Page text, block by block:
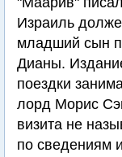
Израиль
младший сын
Дианы.
поездки
лорд Морис
визита не
по сведениям